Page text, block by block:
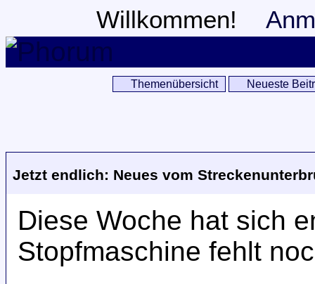
Willkommen!
Themenübersicht Neueste
Jetzt endlich: Neues vom
Diese Woche hat sich
Stopfmaschine fehlt